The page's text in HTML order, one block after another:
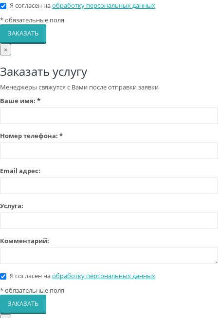
Я согласен наобработку персональных данных
*обязательные поля
ЗАКАЗАТЬ
×
Заказать услугу
Менеджеры свяжутся с Вами после отправки заявки
Ваше имя: *
Номер телефона: *
Email адрес:
Услуга:
Комментарий:
Я согласен наобработку персональных данных
*обязательные поля
ЗАКАЗАТЬ